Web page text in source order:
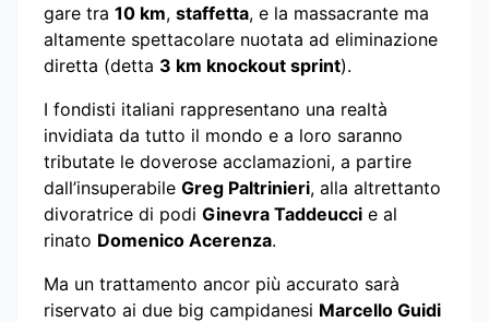
gare tra 10 km, staffetta, e la massacrante ma
altamente spettacolare nuotata ad eliminazione
diretta (detta 3 km knockout sprint).
I fondisti italiani rappresentano una realtà
invidiata da tutto il mondo e a loro saranno
tributate le doverose acclamazioni, a partire
dall’insuperabile Greg Paltrinieri, alla altrettanto
divoratrice di podi Ginevra Taddeucci e al
rinato Domenico Acerenza.
Ma un trattamento ancor più accurato sarà
riservato ai due big campidanesi Marcello Guidi